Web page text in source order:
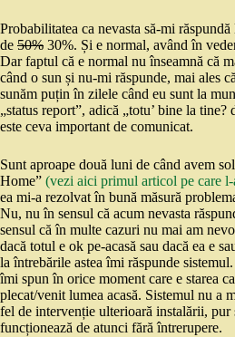
Probabilitatea ca nevasta să-mi
de 50% 30%. Și e normal, având în
Dar faptul că e normal nu înseamnă că
când o sun și nu-mi răspunde, mai ales
sunăm puțin în zilele când eu sunt la
„status report”, adică „totu’ bine la tine?
este ceva important de comunicat.
Sunt aproape două luni de când avem
Home” (vezi aici primul articol pe care l-
ea mi-a rezolvat în bună măsură
Nu, nu în sensul că acum nevasta
sensul că în multe cazuri nu mai am
dacă totul e ok pe-acasă sau dacă ea e
la întrebările astea îmi răspunde
îmi spun în orice moment care e starea
plecat/venit lumea acasă. Sistemul nu a
fel de intervenție ulterioară instalării, pur
funcționează de atunci fără întrerupere.